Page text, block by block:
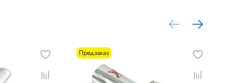
Предзаказ